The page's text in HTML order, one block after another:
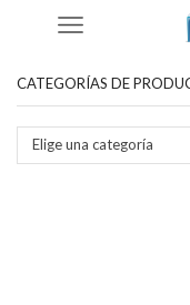
Tienda
CATEGORÍAS DE
Elige una categoría